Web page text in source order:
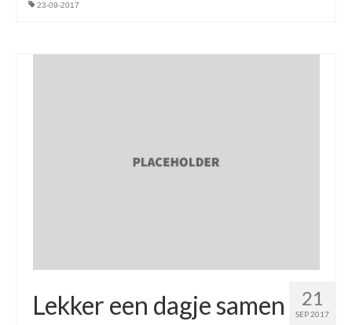
23-09-2017
21
SEP 2017
Lekker een dagje samen